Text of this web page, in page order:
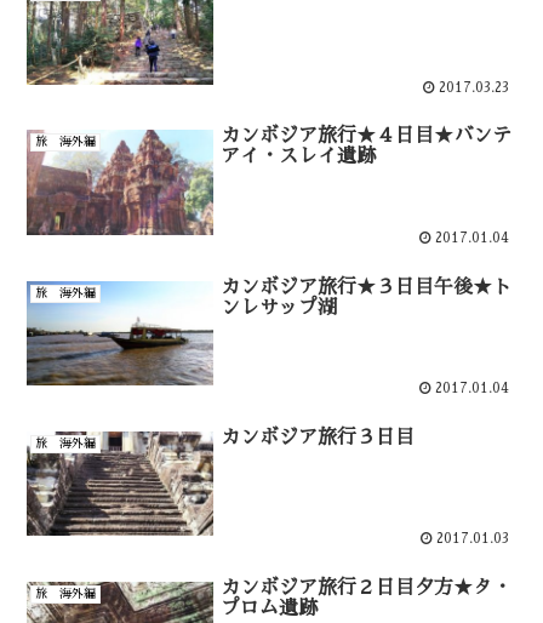
2017.03.23
旅 海外編
カンボジア旅行★４日目★バンテ
アイ・スレイ遺跡
2017.01.04
旅 海外編
カンボジア旅行★３日目午後★ト
ンレサップ湖
2017.01.04
旅 海外編 カンボジア旅行３日目
2017.01.03
旅 海外編
カンボジア旅行２日目夕方★タ・
プロム遺跡